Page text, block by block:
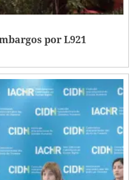
por L921